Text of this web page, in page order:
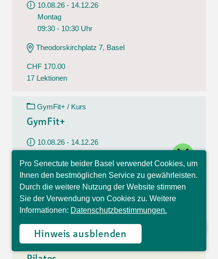
10.08.26 - 14.12.26
Montag
09:30 - 10:30 Uhr
Theodorskirchplatz 7, Basel
CHF 170.00
17 Lektionen
GymFit+ / Kurs
GymFit+
10.08.26 - 14.12.26
09:30 - 10:30 Uhr
Belchenstrasse 15, Basel
CHF 170.00
17 Lektionen
Pilates / Kurs
Pro Senectute beider Basel verwendet Cookies, um
Ihnen den bestmöglichen Service zu gewährleisten.
Durch die weitere Nutzung der Website stimmen
Sie der Verwendung von Cookies zu. Weitere
Informationen: Datenschutzbestimmungen.
Hinweis ausblenden
Hallo, ich bin Sophia und
beantworte gerne Ihre
Fragen.
close